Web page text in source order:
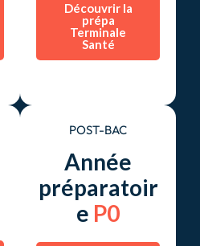
Découvrir la
prépa
Terminale
Santé
POST-BAC
Année
préparatoir
e P0